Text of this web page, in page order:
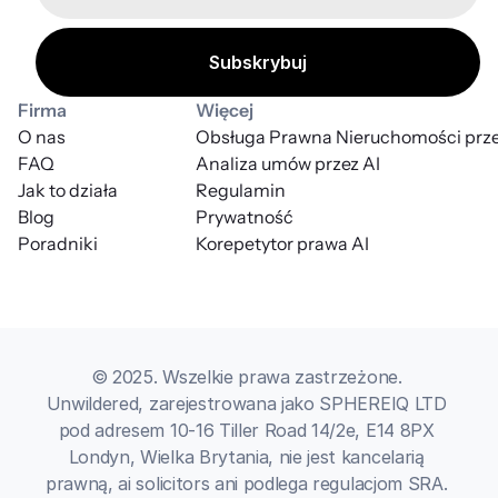
Firma
O nas
FAQ
Jak to działa
Blog
Poradniki
Więcej
Regulamin
Analiza umów przez AI
Korepetytor prawa AI
Prywatność
Obsługa Prawna Nieruchomości
© 2025. Wszelkie prawa zastrzeżone.
Unwildered, zarejestrowana jako SPHEREIQ LTD
pod adresem 10-16 Tiller Road 14/2e, E14 8PX
Londyn, Wielka Brytania, nie jest kancelarią
prawną, ai solicitors ani podlega regulacjom SRA.